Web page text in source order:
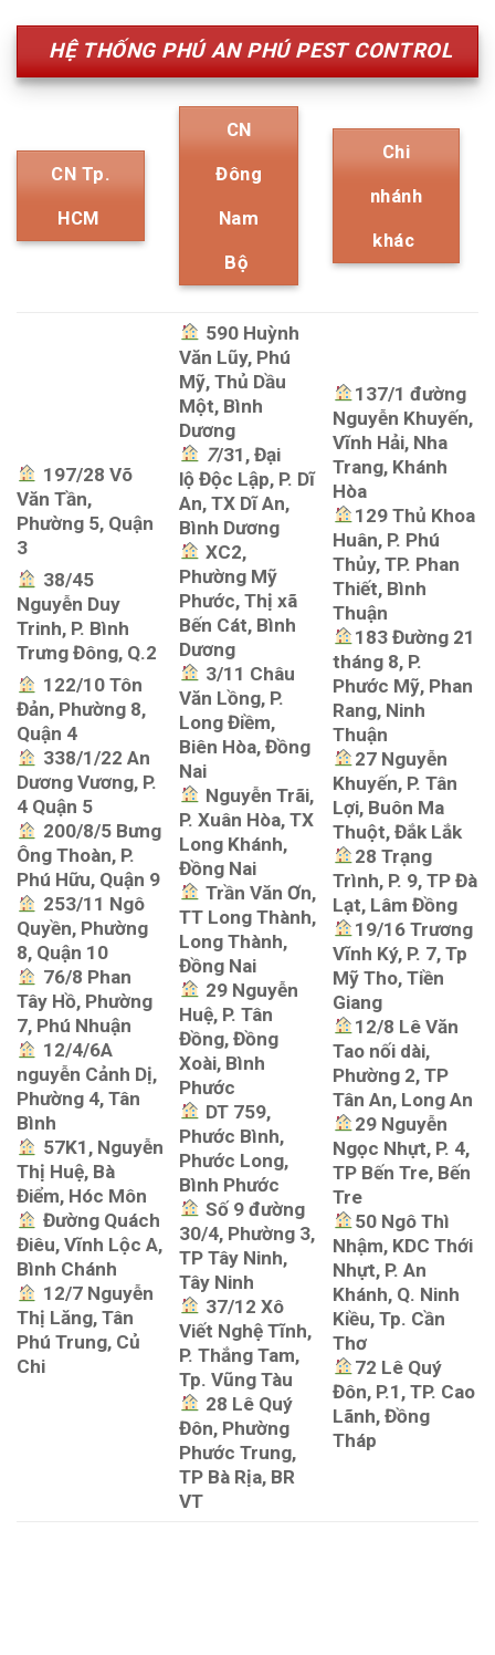
HỆ THỐNG PHÚ AN PHÚ PEST CONTROL
CN Tp.
HCM
CN
Đông
Nam
Bộ
Chi
nhánh
khác
197/28 Võ
Văn Tần,
Phường 5, Quận
3
38/45
Nguyễn Duy
Trinh, P. Bình
Trưng Đông, Q.2
122/10 Tôn
Đản, Phường 8,
Quận 4
338/1/22 An
Dương Vương, P.
4 Quận 5
200/8/5 Bưng
Ông Thoàn, P.
Phú Hữu, Quận 9
253/11 Ngô
Quyền, Phường
8, Quận 10
76/8 Phan
Tây Hồ, Phường
7, Phú Nhuận
12/4/6A
nguyễn Cảnh Dị,
Phường 4, Tân
Bình
57K1, Nguyễn
Thị Huệ, Bà
Điểm, Hóc Môn
Đường Quách
Điêu, Vĩnh Lộc A,
Bình Chánh
12/7 Nguyễn
Thị Lăng, Tân
Phú Trung, Củ
Chi
590 Huỳnh
Văn Lũy, Phú
Mỹ, Thủ Dầu
Một, Bình
Dương
7/31, Đại
lộ Độc Lập, P. Dĩ
An, TX Dĩ An,
Bình Dương
XC2,
Phường Mỹ
Phước, Thị xã
Bến Cát, Bình
Dương
3/11 Châu
Văn Lồng, P.
Long Điềm,
Biên Hòa, Đồng
Nai
Nguyễn Trãi,
P. Xuân Hòa, TX
Long Khánh,
Đồng Nai
Trần Văn Ơn,
TT Long Thành,
Long Thành,
Đồng Nai
29 Nguyễn
Huệ, P. Tân
Đồng, Đồng
Xoài, Bình
Phước
DT 759,
Phước Bình,
Phước Long,
Bình Phước
Số 9 đường
30/4, Phường 3,
TP Tây Ninh,
Tây Ninh
37/12 Xô
Viết Nghệ Tĩnh,
P. Thắng Tam,
Tp. Vũng Tàu
28 Lê Quý
Đôn, Phường
Phước Trung,
TP Bà Rịa, BR
VT
137/1 đường
Nguyễn Khuyến,
Vĩnh Hải, Nha
Trang, Khánh
Hòa
129 Thủ Khoa
Huân, P. Phú
Thủy, TP. Phan
Thiết, Bình
Thuận
183 Đường 21
tháng 8, P.
Phước Mỹ, Phan
Rang, Ninh
Thuận
27 Nguyễn
Khuyến, P. Tân
Lợi, Buôn Ma
Thuột, Đắk Lắk
28 Trạng
Trình, P. 9, TP Đà
Lạt, Lâm Đồng
19/16 Trương
Vĩnh Ký, P. 7, Tp
Mỹ Tho, Tiền
Giang
12/8 Lê Văn
Tao nối dài,
Phường 2, TP
Tân An, Long An
29 Nguyễn
Ngọc Nhựt, P. 4,
TP Bến Tre, Bến
Tre
50 Ngô Thì
Nhậm, KDC Thới
Nhựt, P. An
Khánh, Q. Ninh
Kiều, Tp. Cần
Thơ
72 Lê Quý
Đôn, P.1, TP. Cao
Lãnh, Đồng
Tháp